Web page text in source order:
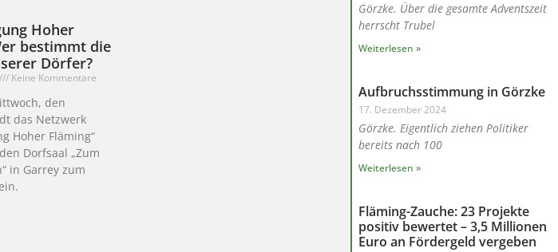
Hoher
bestimmt die
Dörfer?
Keine Kommentare
den
das Netzwerk
Hoher Fläming“
Dorfsaal „Zum
in Garrey zum
Görzke. Über die gesamte Adventszeit
herrscht Trubel
Weiterlesen »
Aufbruchsstimmung in Görzke
17. Dezember 2024
Görzke. Eigentlich ziehen Politiker
bereits nach 100
Weiterlesen »
Fläming-Zauche: 23 Projekte
positiv bewertet – 3,5 Millionen
Euro an Fördergeld vergeben